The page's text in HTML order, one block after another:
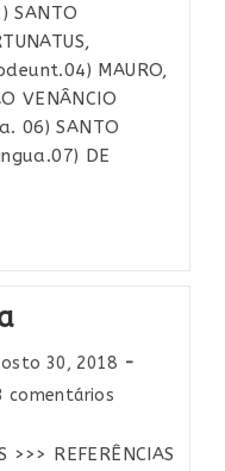
SANTO
MAURO,
VENÂNCIO
06) SANTO
DE
30, 2018
comentários
>>> REFERÊNCIAS